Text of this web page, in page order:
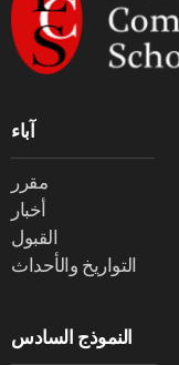
آباء
مقرر
أخبار
القبول
التواريخ والأحداث
النموذج السادس